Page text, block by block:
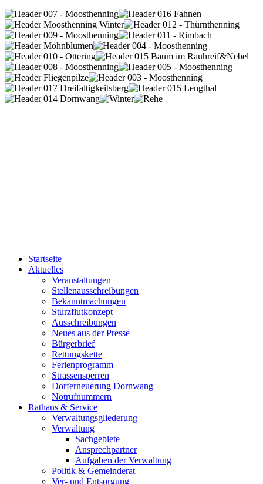
Startseite
Aktuelles
Veranstaltungen
Stellenausschreibungen
Bekanntmachungen
Sturzflutkonzept
Ausschreibungen
Neues aus der Presse
Bürgerbrief
Rettungskette
Ferienprogramm
Strassensperren
Dorferneuerung Dornwang
Notrufnummern
Rathaus & Service
Verwaltungsgliederung
Verwaltung
Sachgebiete
Ansprechpartner
Aufgaben der Verwaltung
Politik & Gemeinderat
Ver- und Entsorgung